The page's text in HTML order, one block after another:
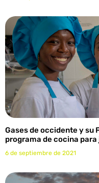
Gases de occidente y su
programa de cocina
6 de septiembre de 2021